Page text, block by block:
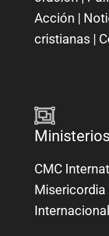
Acción |
cristianas |
CMC
Misericordia
Internacional